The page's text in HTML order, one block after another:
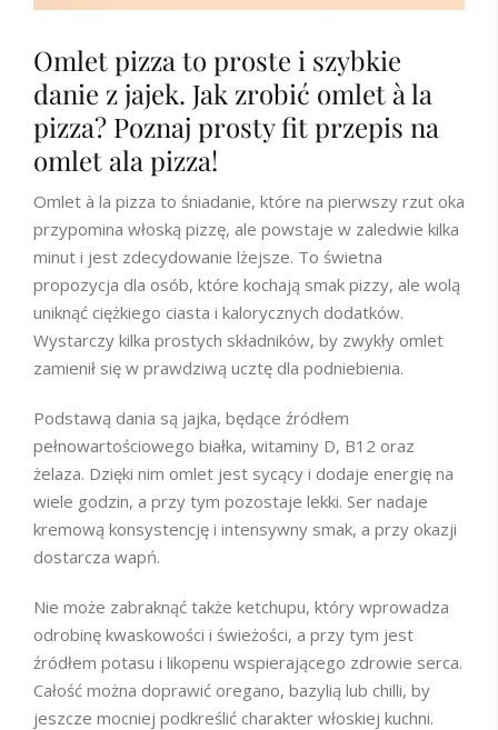
Omlet pizza to proste i szybkie
danie z jajek. Jak zrobić omlet à la
pizza? Poznaj prosty fit przepis na
omlet ala pizza!
Omlet à la pizza to śniadanie, które na pierwszy rzut oka
przypomina włoską pizzę, ale powstaje w zaledwie kilka
minut i jest zdecydowanie lżejsze. To świetna
propozycja dla osób, które kochają smak pizzy, ale wolą
uniknąć ciężkiego ciasta i kalorycznych dodatków.
Wystarczy kilka prostych składników, by zwykły omlet
zamienił się w prawdziwą ucztę dla podniebienia.
Podstawą dania są jajka, będące źródłem
pełnowartościowego białka, witaminy D, B12 oraz
żelaza. Dzięki nim omlet jest sycący i dodaje energię na
wiele godzin, a przy tym pozostaje lekki. Ser nadaje
kremową konsystencję i intensywny smak, a przy okazji
dostarcza wapń.
Nie może zabraknąć także ketchupu, który wprowadza
odrobinę kwaskowości i świeżości, a przy tym jest
źródłem potasu i likopenu wspierającego zdrowie serca.
Całość można doprawić oregano, bazylią lub chilli, by
jeszcze mocniej podkreślić charakter włoskiej kuchni.